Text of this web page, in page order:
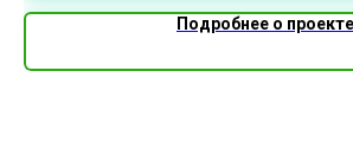
Подробнее о проекте